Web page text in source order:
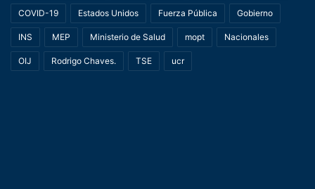
COVID-19 Estados Unidos Fuerza Pública Gobierno
INS MEP Ministerio de Salud mopt Nacionales
OIJ Rodrigo Chaves. TSE ucr